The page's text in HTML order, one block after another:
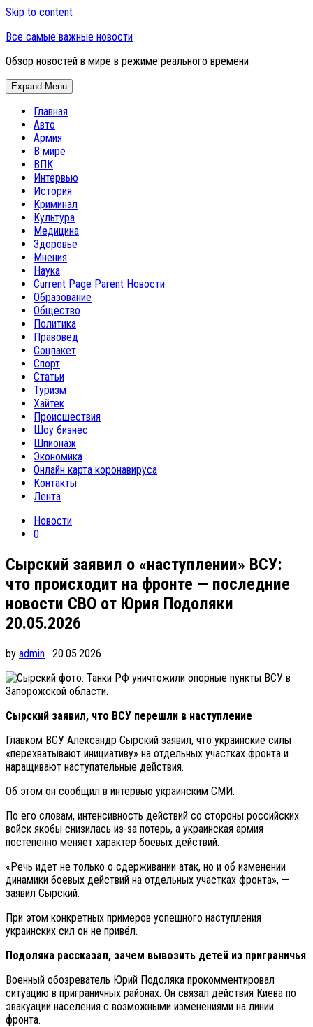
Skip to content
Все самые важные новости
Обзор новостей в мире в режиме реального времени
Expand Menu
Главная
Авто
Армия
В мире
ВПК
Интервью
История
Криминал
Культура
Медицина
Здоровье
Мнения
Наука
Current Page Parent Новости
Образование
Общество
Политика
Правовед
Соцпакет
Спорт
Статьи
Туризм
Хайтек
Происшествия
Шоу бизнес
Шпионаж
Экономика
Онлайн карта коронавируса
Контакты
Лента
Новости
0
Сырский заявил о «наступлении» ВСУ:
что происходит на фронте — последние
новости СВО от Юрия Подоляки
20.05.2026
by admin · 20.05.2026
фото: Танки РФ уничтожили опорные пункты ВСУ в
Запорожской области.
Сырский заявил, что ВСУ перешли в наступление
Главком ВСУ Александр Сырский заявил, что украинские силы
«перехватывают инициативу» на отдельных участках фронта и
наращивают наступательные действия.
Об этом он сообщил в интервью украинским СМИ.
По его словам, интенсивность действий со стороны российских
войск якобы снизилась из-за потерь, а украинская армия
постепенно меняет характер боевых действий.
«Речь идет не только о сдерживании атак, но и об изменении
динамики боевых действий на отдельных участках фронта», —
заявил Сырский.
При этом конкретных примеров успешного наступления
украинских сил он не привёл.
Подоляка рассказал, зачем вывозить детей из приграничья
Военный обозреватель Юрий Подоляка прокомментировал
ситуацию в приграничных районах. Он связал действия Киева по
эвакуации населения с возможными изменениями на линии
фронта.